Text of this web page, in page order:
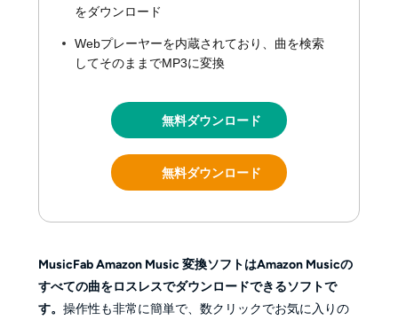
をダウンロード
Webプレーヤーを内蔵されており、曲を検索
してそのままでMP3に変換
無料ダウンロード
無料ダウンロード
MusicFab Amazon Music 変換ソフトはAmazon Musicの
すべての曲をロスレスでダウンロードできるソフトで
す。 操作性も非常に簡単で、数クリックでお気に入りの